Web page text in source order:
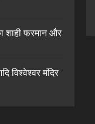
शाही फरमान और
विश्वेश्वर मंदिर